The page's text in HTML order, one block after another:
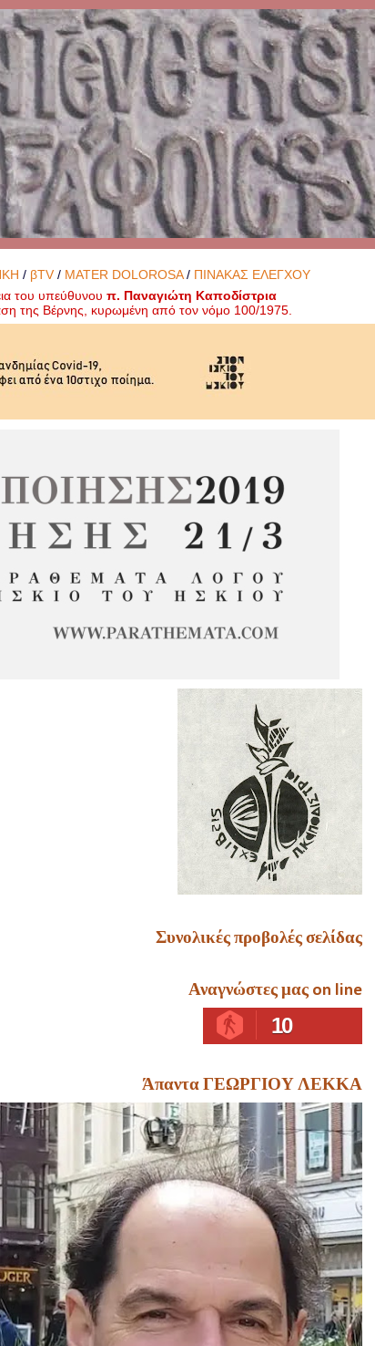
/ βTV / MATER DOLOROSA/ ΠΙΝΑΚΑΣ ΕΛΕΓΧΟΥ
του υπεύθυνουπ. Παναγιώτη Καποδίστρια
της Βέρνης, κυρωμένη από τον νόμο 100/1975.
Συνολικές προβολές σελίδας
Αναγνώστες μας on line
10
Άπαντα ΓΕΩΡΓΙΟΥ ΛΕΚΚΑ